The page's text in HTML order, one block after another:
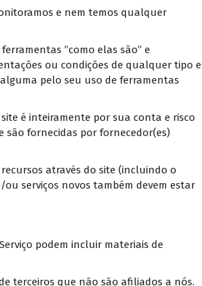
e nem temos qualquer
”como elas são” e
ou condições de qualquer tipo e
pelo seu uso de ferramentas
é inteiramente por sua conta e risco
são fornecidas por fornecedor(es)
através do site (incluindo o
serviços novos também devem estar
podem incluir materiais de
terceiros que não são afiliados a nós.